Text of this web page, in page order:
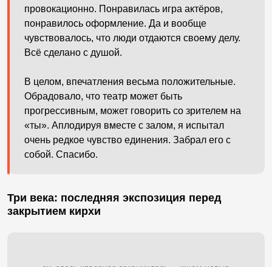
провокационно. Понравилась игра актёров,
понравилось оформление. Да и вообще
чувствовалось, что люди отдаются своему делу.
Всё сделано с душой.
В целом, впечатления весьма положительные.
Обрадовало, что театр может быть
прогрессивным, может говорить со зрителем на
«ты». Аплодируя вместе с залом, я испытал
очень редкое чувство единения. Забрал его с
собой. Спасибо.
Три века: последняя экспозиция перед
закрытием кирхи